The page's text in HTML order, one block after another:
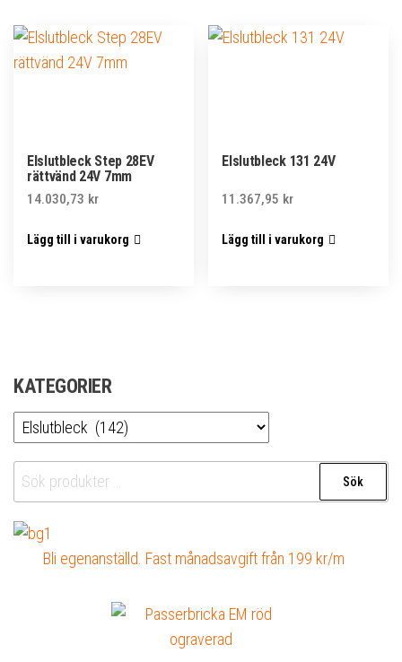
Elslutbleck Step 28EV
rättvänd 24V 7mm
14.030,73 kr
Lägg till i varukorg
Elslutbleck 131 24V
11.367,95 kr
Lägg till i varukorg
KATEGORIER
Sök
efter:
Sök
Bli egenanställd. Fast månadsavgift från 199 kr/m